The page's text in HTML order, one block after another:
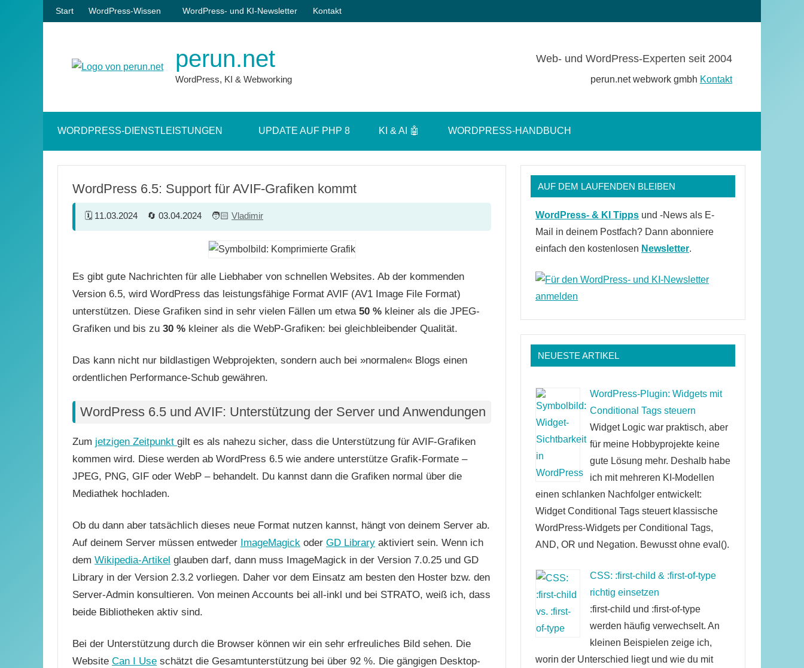
Zum
Inhalt
Start WordPress-Wissen WordPress- und KI-Newsletter Kontakt
perun.net
WordPress, KI & Webworking
Web- und WordPress-Experten seit 2004
perun.net webwork gmbh Kontakt
öffnen
WORDPRESS-DIENSTLEISTUNGEN UPDATE AUF PHP 8 KI & AI 🤖 WORDPRESS-HANDBUCH
WordPress 6.5: Support für AVIF-Grafiken kommt
11.03.2024 03.04.2024 Vladimir
Es gibt gute Nachrichten für alle Liebhaber von schnellen Websites. Ab der kommenden
Version 6.5, wird WordPress das leistungsfähige Format AVIF (AV1 Image File Format)
unterstützen. Diese Grafiken sind in sehr vielen Fällen um etwa 50 % kleiner als die JPEG-
Grafiken und bis zu 30 % kleiner als die WebP-Grafiken: bei gleichbleibender Qualität.
Das kann nicht nur bildlastigen Webprojekten, sondern auch bei »normalen« Blogs einen
ordentlichen Performance-Schub gewähren.
WordPress 6.5 und AVIF: Unterstützung der Server und Anwendungen
Zum jetzigen Zeitpunkt gilt es als nahezu sicher, dass die Unterstützung für AVIF-Grafiken
kommen wird. Diese werden ab WordPress 6.5 wie andere unterstütze Grafik-Formate –
JPEG, PNG, GIF oder WebP – behandelt. Du kannst dann die Grafiken normal über die
Mediathek hochladen.
Ob du dann aber tatsächlich dieses neue Format nutzen kannst, hängt von deinem Server ab.
Auf deinem Server müssen entweder ImageMagick oder GD Library aktiviert sein. Wenn ich
dem Wikipedia-Artikel glauben darf, dann muss ImageMagick in der Version 7.0.25 und GD
Library in der Version 2.3.2 vorliegen. Daher vor dem Einsatz am besten den Hoster bzw. den
Server-Admin konsultieren. Von meinen Accounts bei all-inkl und bei STRATO, weiß ich, dass
beide Bibliotheken aktiv sind.
Bei der Unterstützung durch die Browser können wir ein sehr erfreuliches Bild sehen. Die
Website Can I Use schätzt die Gesamtunterstützung bei über 92 %. Die gängigen Desktop-
AUF DEM LAUFENDEN BLEIBEN
WordPress- & KI Tipps und -News als E-
Mail in deinem Postfach? Dann abonniere
einfach den kostenlosen Newsletter.
NEUESTE ARTIKEL
WordPress-Plugin: Widgets mit
Conditional Tags steuern
Widget Logic war praktisch, aber
für meine Hobbyprojekte keine
gute Lösung mehr. Deshalb habe
ich mit mehreren KI-Modellen
einen schlanken Nachfolger entwickelt:
Widget Conditional Tags steuert klassische
WordPress-Widgets per Conditional Tags,
AND, OR und Negation. Bewusst ohne eval().
CSS: :first-child & :first-of-type
richtig einsetzen
:first-child und :first-of-type
werden häufig verwechselt. An
kleinen Beispielen zeige ich,
worin der Unterschied liegt und wie du mit